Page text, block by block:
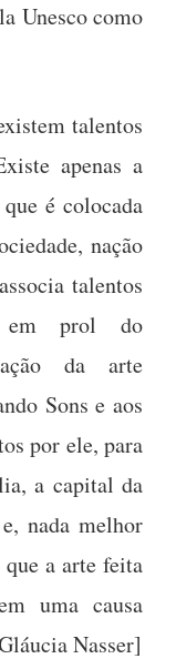
Unesco como
talentos
apenas a
é colocada
nação
talentos
em prol do
da arte
Sons e aos
por ele, para
a capital da
nada melhor
que a arte feita
uma causa
Nasser]